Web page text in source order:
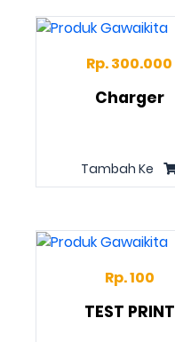
Rp. 300.000
Charger
Tambah Ke
Rp. 100
TEST PRINT